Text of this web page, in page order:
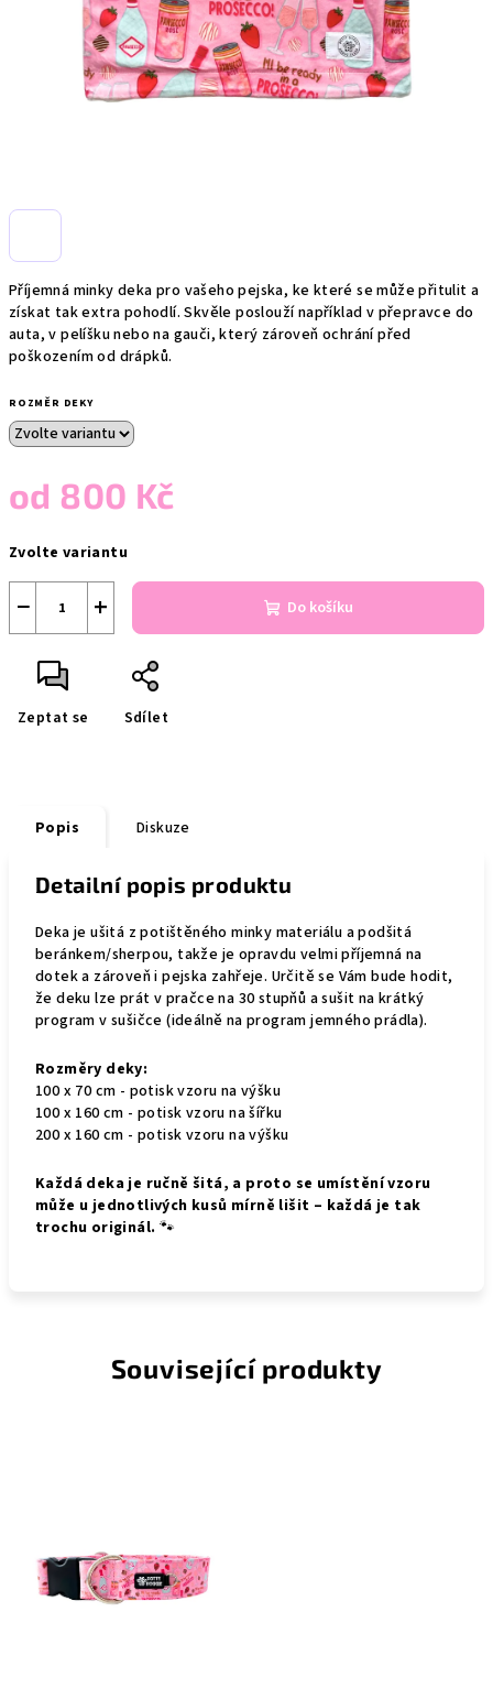
Příjemná minky deka pro vašeho pejska, ke které se může přitulit a
získat tak extra pohodlí. Skvěle poslouží například v přepravce do
auta, v pelíšku nebo na gauči, který zároveň ochrání před
poškozením od drápků.
ROZMĚR DEKY
od 800 Kč
cena:
Zvolte variantu
+
− Do košíku
Zeptat se Sdílet
Popis Diskuze
Detailní popis produktu
Deka je ušitá z potištěného minky materiálu a podšitá
beránkem/sherpou, takže je opravdu velmi příjemná na
dotek a zároveň i pejska zahřeje. Určitě se Vám bude hodit,
že deku lze prát v pračce na 30 stupňů a sušit na krátký
program v sušičce (ideálně na program jemného prádla).
Rozměry deky:
100 x 70 cm - potisk vzoru na výšku
100 x 160 cm - potisk vzoru na šířku
200 x 160 cm - potisk vzoru na výšku
Každá deka je ručně šitá, a proto se umístění vzoru
může u jednotlivých kusů mírně lišit – každá je tak
trochu originál. 🐾
Související produkty